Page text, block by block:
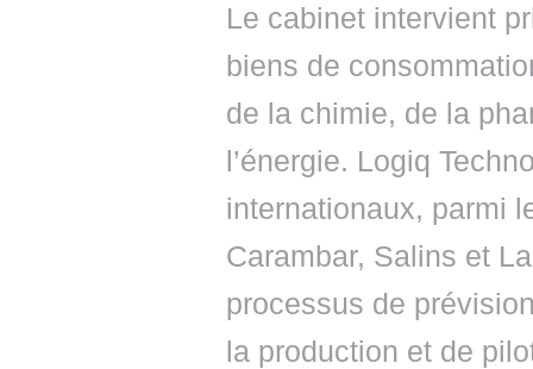
Le cabinet intervient
biens de
de la chimie, de la
l’énergie. Logiq
internationaux, parmi
Carambar, Salins et
processus de
la production et de